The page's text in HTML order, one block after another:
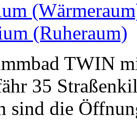
(Ruheraum)
TWIN
35
sind die